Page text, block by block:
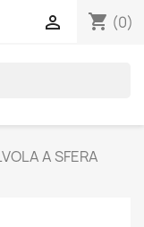
shopping_cart (0)

A SFERA